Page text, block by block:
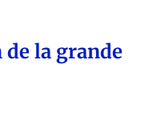
de la grande